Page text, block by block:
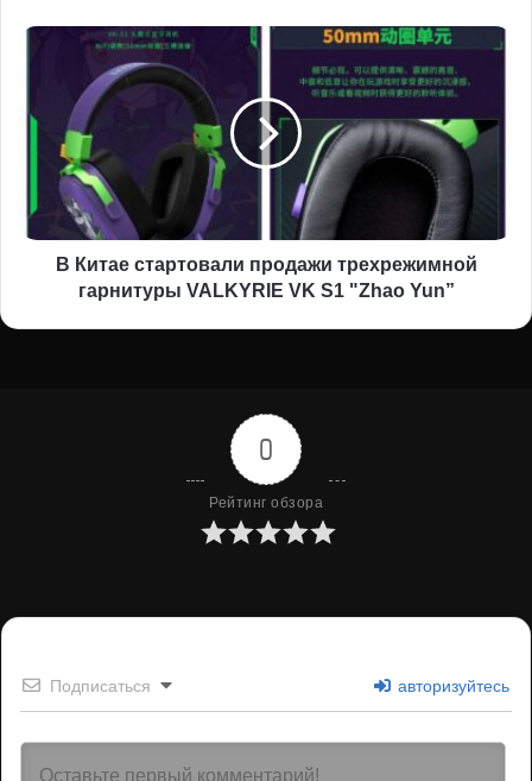
стартовали
продажи
трехрежимной
гарнитуры
VALKYRIE
VK
S1
"ZhaoВ Китае стартовали продажи трехрежимной
гарнитуры VALKYRIE VK S1 "Zhao Yun”
0
Рейтинг обзора
Подписаться авторизуйтесь